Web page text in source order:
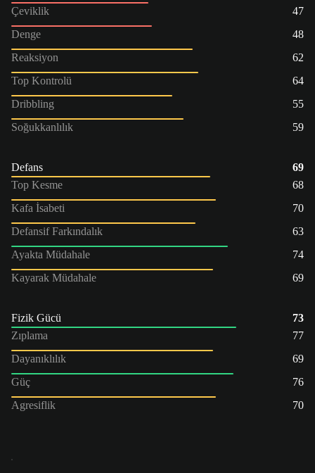
Çeviklik
47
Denge
48
Reaksiyon
62
Top Kontrolü
64
Dribbling
55
Soğukkanlılık
59
Defans
69
Top Kesme
68
Kafa İsabeti
70
Defansif Farkındalık
63
Ayakta Müdahale
74
Kayarak Müdahale
69
Fizik Gücü
73
Zıplama
77
Dayanıklılık
69
Güç
76
Agresiflik
70